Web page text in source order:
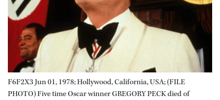
F6F2X3 Jun 01, 1978; Hollywood, California, USA; (FILE
PHOTO) Five time Oscar winner GREGORY PECK died of